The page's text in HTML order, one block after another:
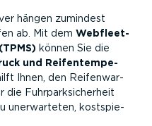
hängen zumindest
ab. Mit dem Webfleet-
können Sie die
und Reifen­tem­pe­
Ihnen, den Reifen­war­
die Fuhrpark­si­cherheit
unerwar­teten, kostspie­